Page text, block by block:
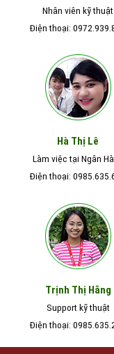
Nhân viên kỹ thuật
Điện thoại:
Hà Thị Lê
Làm việc tại Ngân
Điện thoại:
Trịnh Thị Hằng
Support kỹ thuật
Điện thoại: